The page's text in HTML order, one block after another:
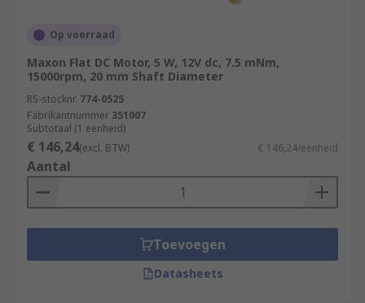
Op voorraad
Maxon Flat DC Motor, 5 W, 12V dc, 7.5 mNm,
15000rpm, 20 mm Shaft Diameter
RS-stocknr. 774-0525
Fabrikantnummer 351007
Subtotaal (1 eenheid)
€ 146,24(excl. BTW) € 146,24/eenheid
Aantal
Toevoegen
Datasheets